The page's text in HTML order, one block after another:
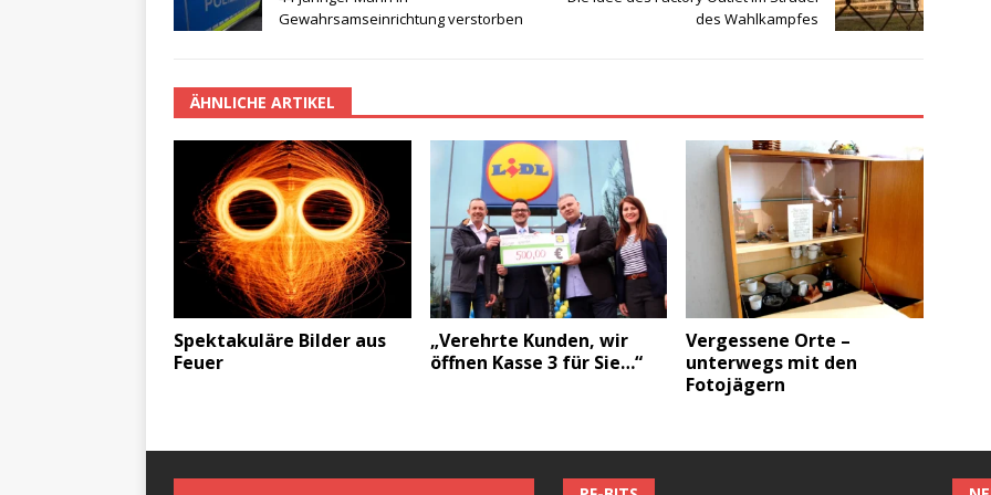
Gewahrsamseinrichtung verstorben
des Wahlkampfes
ÄHNLICHE ARTIKEL
Spektakuläre Bilder aus
Feuer
„Verehrte Kunden, wir
öffnen Kasse 3 für Sie…“
Vergessene Orte –
unterwegs mit den
Fotojägern